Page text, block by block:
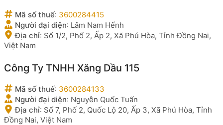
Mã số thuế: 3600284415
Người đại diện: Lâm Nam Hếnh
Địa chỉ: Số 1/2, Phố 2, Ấp 2, Xã Phú Hòa, Tỉnh Đồng Nai,
Việt Nam
Công Ty TNHH Xăng Dầu 115
Mã số thuế: 3600284133
Người đại diện: Nguyễn Quốc Tuấn
Địa chỉ: Số 7, Phố 2, Quốc Lộ 20, Ấp 3, Xã Phú Hòa, Tỉnh
Đồng Nai, Việt Nam